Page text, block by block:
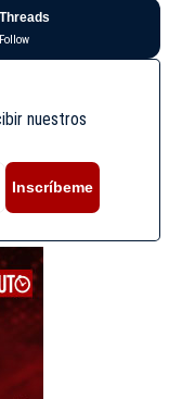
Threads
Follow
nuestros
Inscríbeme